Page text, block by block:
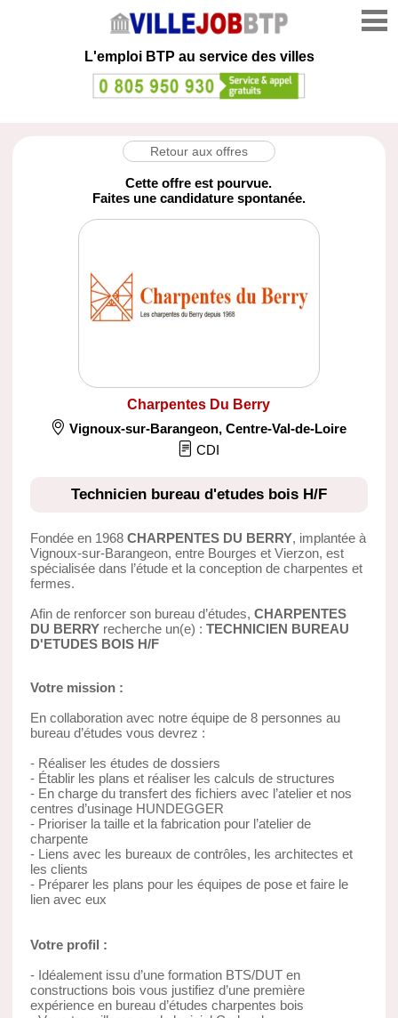
L'emploi BTP au service des villes
Retour aux offres
Cette offre est pourvue.
Faites une candidature spontanée.
Charpentes Du Berry
Vignoux-sur-Barangeon,Centre-Val-de-Loire
CDI
Technicien bureau d'etudes bois H/F
Fondée en 1968 CHARPENTES DU BERRY, implantée à
Vignoux-sur-Barangeon, entre Bourges et Vierzon, est
spécialisée dans l’étude et la conception de charpentes et
fermes.
Afin de renforcer son bureau d’études, CHARPENTES
DU BERRYrecherche un(e) : TECHNICIEN BUREAU
D'ETUDES BOIS H/F
Votre mission :
En collaboration avec notre équipe de 8 personnes au
bureau d’études vous devrez :
- Réaliser les études de dossiers
- Établir les plans et réaliser les calculs de structures
- En charge du transfert des fichiers avec l’atelier et nos
centres d’usinage HUNDEGGER
- Prioriser la taille et la fabrication pour l’atelier de
charpente
- Liens avec les bureaux de contrôles, les architectes et
les clients
- Préparer les plans pour les équipes de pose et faire le
lien avec eux
Votre profil :
- Idéalement issu d’une formation BTS/DUT en
constructions bois vous justifiez d’une première
expérience en bureau d’études charpentes bois